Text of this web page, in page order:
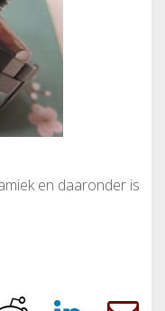
en daaronder is